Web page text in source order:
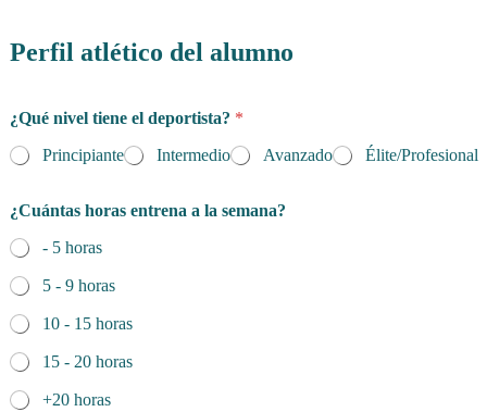
Perfil atlético del alumno
¿Qué nivel tiene el deportista? *
Principiante
Intermedio Avanzado Élite/Profesional
¿Cuántas horas entrena a la semana?
- 5 horas
5 - 9 horas
10 - 15 horas
15 - 20 horas
+20 horas